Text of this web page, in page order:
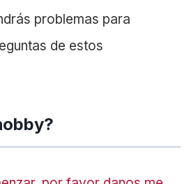
problemas para
de estos